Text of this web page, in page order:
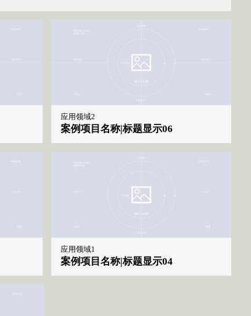
应用领域2
案例项目名称|标题显示06
应用领域1
案例项目名称|标题显示04